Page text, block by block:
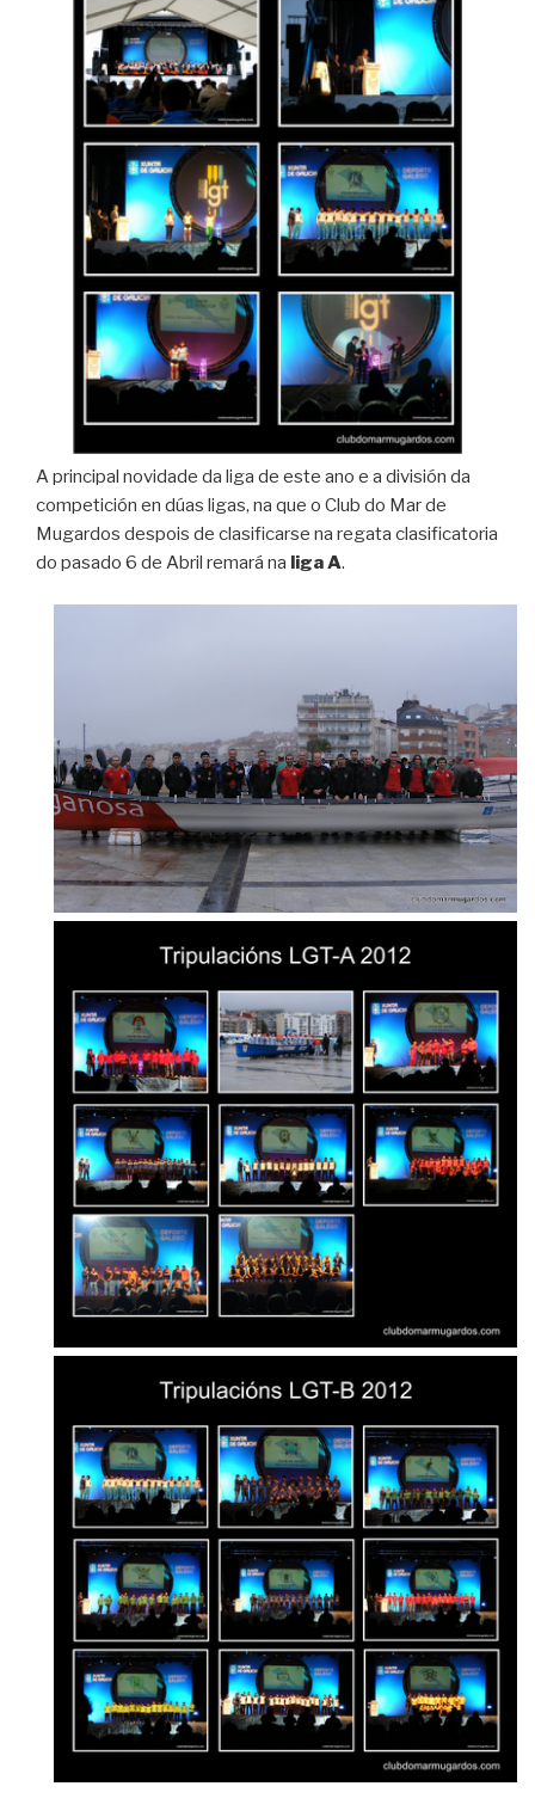
A principal novidade da liga de este ano e a división da
competición en dúas ligas, na que o Club do Mar de
Mugardos despois de clasificarse na regata clasificatoria
do pasado 6 de Abril remará na liga A.